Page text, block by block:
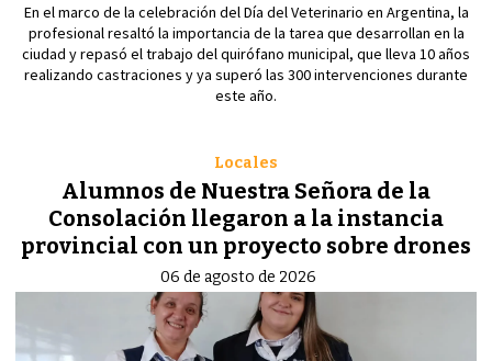
En el marco de la celebración del Día del Veterinario en Argentina, la
profesional resaltó la importancia de la tarea que desarrollan en la
ciudad y repasó el trabajo del quirófano municipal, que lleva 10 años
realizando castraciones y ya superó las 300 intervenciones durante
este año.
Alumnos de Nuestra Señora de la
Consolación llegaron a la instancia
provincial con un proyecto sobre drones
Locales
06 de agosto de 2026